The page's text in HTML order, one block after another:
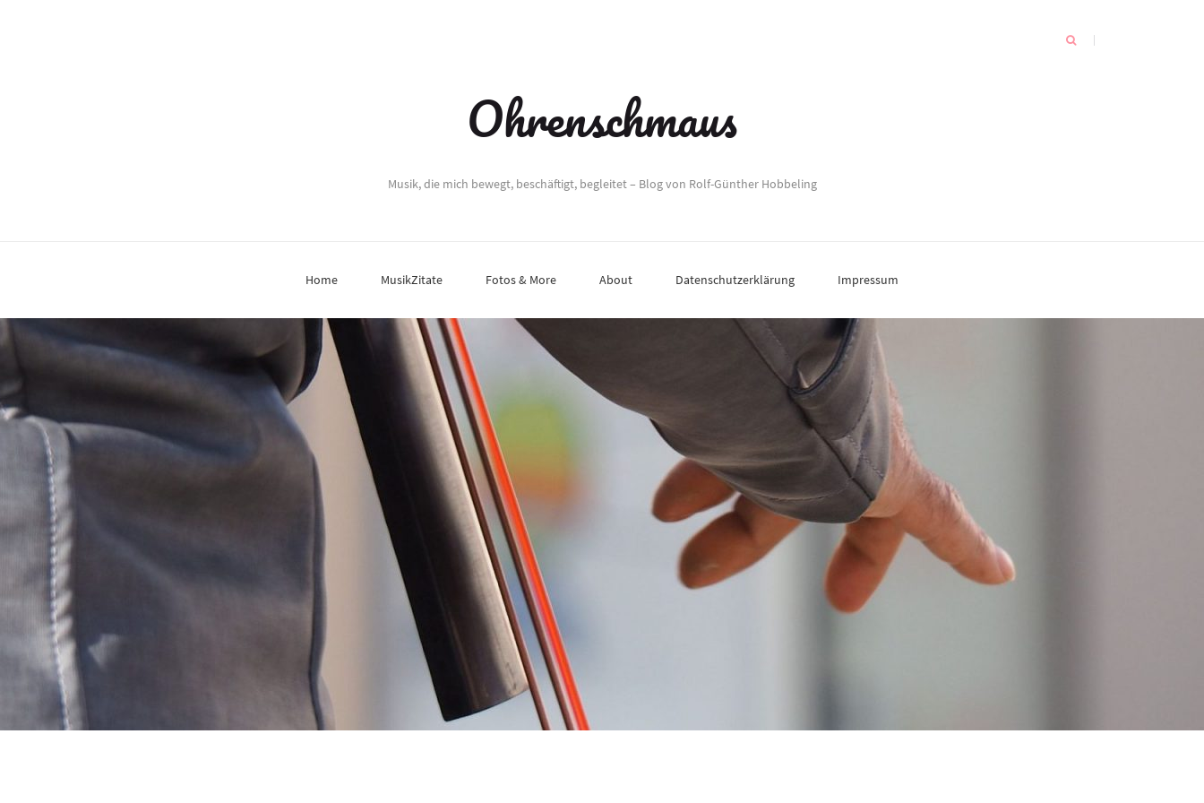
Ohrenschmaus
Musik, die mich bewegt, beschäftigt, begleitet – Blog von Rolf-Günther Hobbeling
Home MusikZitate Fotos & More About Datenschutzerklärung Impressum